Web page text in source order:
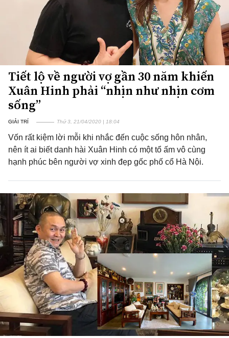
Tiết lộ về người vợ gần 30 năm khiến
Xuân Hinh phải “nhịn như nhịn cơm
sống”
GIẢI TRÍ Thứ 3, 21/04/2020 | 18:04
Vốn rất kiệm lời mỗi khi nhắc đến cuộc sống hôn nhân,
nên ít ai biết danh hài Xuân Hinh có một tổ ấm vô cùng
hạnh phúc bên người vợ xinh đẹp gốc phố cổ Hà Nội.